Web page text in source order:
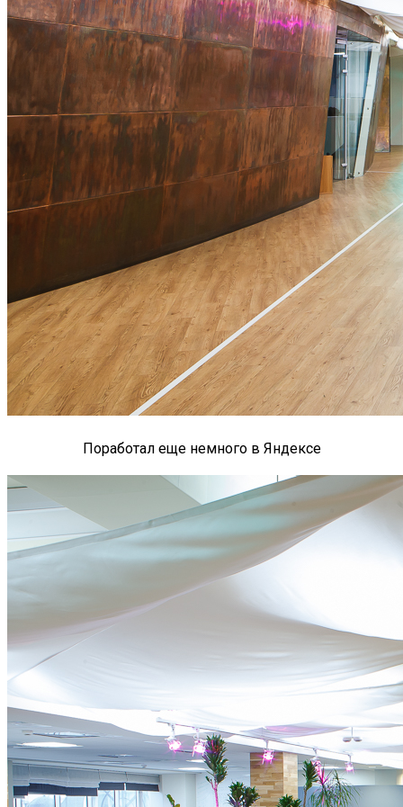
Поработал еще немного в Яндексе